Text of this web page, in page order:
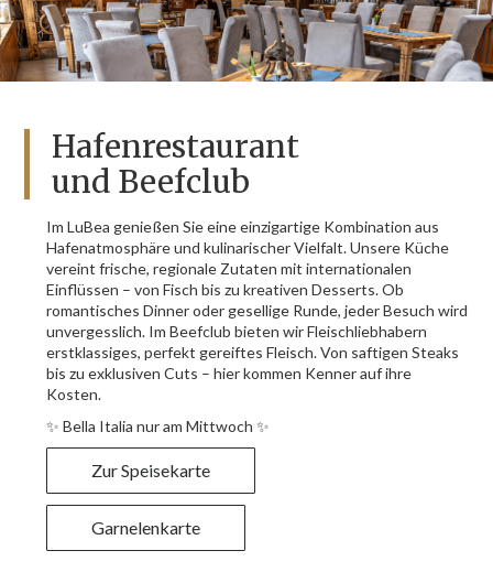
Hafenrestaurant
und Beefclub
Im LuBea genießen Sie eine einzigartige Kombination aus
Hafenatmosphäre und kulinarischer Vielfalt. Unsere Küche
vereint frische, regionale Zutaten mit internationalen
Einflüssen – von Fisch bis zu kreativen Desserts. Ob
romantisches Dinner oder gesellige Runde, jeder Besuch wird
unvergesslich. Im Beefclub bieten wir Fleischliebhabern
erstklassiges, perfekt gereiftes Fleisch. Von saftigen Steaks
bis zu exklusiven Cuts – hier kommen Kenner auf ihre
Kosten.
✨ Bella Italia nur am Mittwoch ✨
Zur Speisekarte
Garnelenkarte